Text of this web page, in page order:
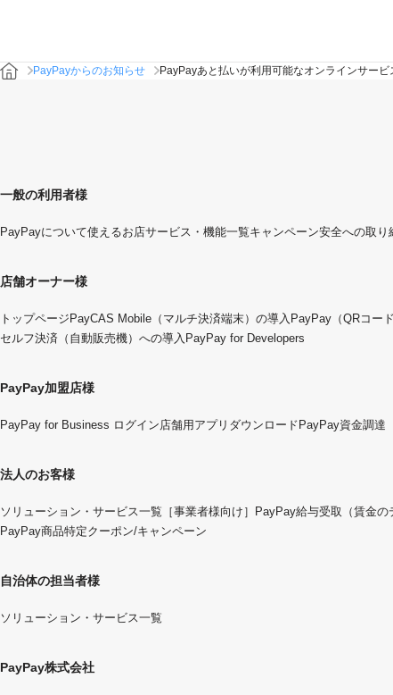
PayPayからのお知らせ PayPayあと払いが利用可能なオンラインサービ
一般の利用者様
PayPayについて使えるお店サービス・機能一覧キャンペーン安全への取り
店舗オーナー様
トップページ PayCAS Mobile（マルチ決済端末）の導入 PayPay（QRコー
セルフ決済（自動販売機）への導入 PayPay for Developers
PayPay加盟店様
PayPay for Business ログイン 店舗用アプリダウンロード PayPay資金調達
法人のお客様
ソリューション・サービス一覧 ［事業者様向け］PayPay給与受取（賃金の
PayPay商品特定クーポン/キャンペーン
自治体の担当者様
ソリューション・サービス一覧
PayPay株式会社